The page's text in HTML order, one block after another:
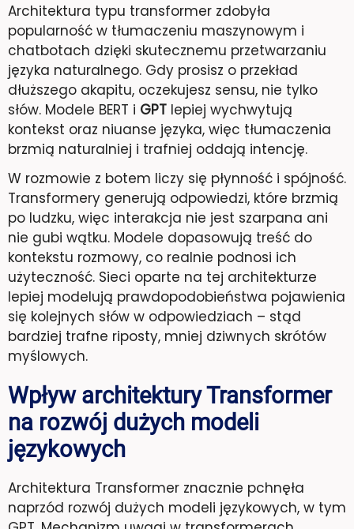
Architektura typu transformer zdobyła
popularność w tłumaczeniu maszynowym i
chatbotach dzięki skutecznemu przetwarzaniu
języka naturalnego. Gdy prosisz o przekład
dłuższego akapitu, oczekujesz sensu, nie tylko
słów. Modele BERT i GPT lepiej wychwytują
kontekst oraz niuanse języka, więc tłumaczenia
brzmią naturalniej i trafniej oddają intencję.
W rozmowie z botem liczy się płynność i spójność.
Transformery generują odpowiedzi, które brzmią
po ludzku, więc interakcja nie jest szarpana ani
nie gubi wątku. Modele dopasowują treść do
kontekstu rozmowy, co realnie podnosi ich
użyteczność. Sieci oparte na tej architekturze
lepiej modelują prawdopodobieństwa pojawienia
się kolejnych słów w odpowiedziach – stąd
bardziej trafne riposty, mniej dziwnych skrótów
myślowych.
Wpływ architektury Transformer
na rozwój dużych modeli
językowych
Architektura Transformer znacznie pchnęła
naprzód rozwój dużych modeli językowych, w tym